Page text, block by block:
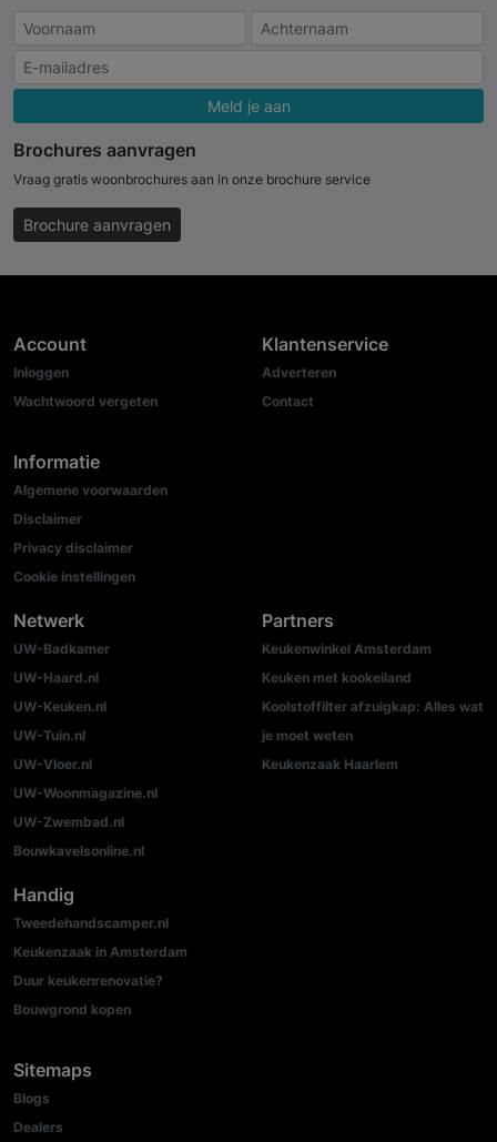
Meld je aan
Brochures aanvragen
Vraag gratis woonbrochures aan in onze brochure service
Brochure aanvragen
Account
Inloggen
Wachtwoord vergeten
Informatie
Algemene voorwaarden
Disclaimer
Privacy disclaimer
Cookie instellingen
Klantenservice
Adverteren
Contact
Netwerk
UW-Badkamer
UW-Haard.nl
UW-Keuken.nl
UW-Tuin.nl
UW-Vloer.nl
UW-Woonmagazine.nl
UW-Zwembad.nl
Bouwkavelsonline.nl
Partners
Keukenwinkel Amsterdam
Keuken met kookeiland
Koolstoffilter afzuigkap: Alles wat
je moet weten
Keukenzaak Haarlem
Handig
Tweedehandscamper.nl
Keukenzaak in Amsterdam
Duur keukenrenovatie?
Bouwgrond kopen
Sitemaps
Blogs
Dealers